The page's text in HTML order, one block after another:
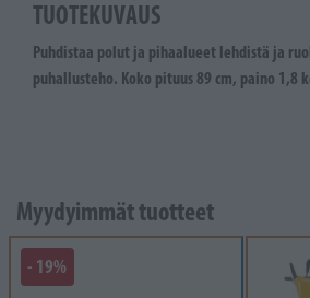
TUOTEKUVAUS
Puhdistaa polut ja pihaalueet lehdistä ja
puhallusteho. Koko pituus 89 cm, paino 1,8
Myydyimmät tuotteet
- 19%